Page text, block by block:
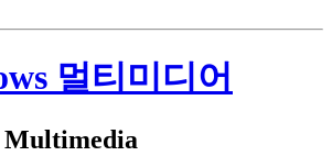
멀티미디어
Multimedia